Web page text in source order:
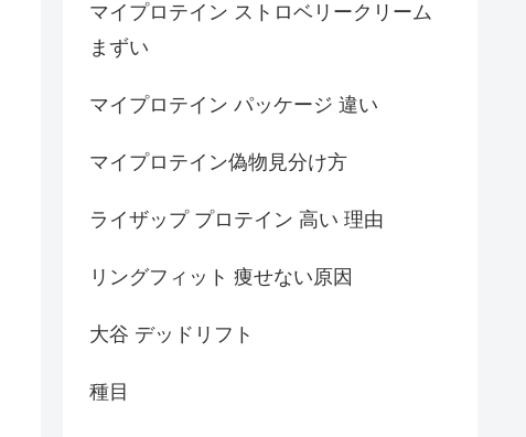
マイプロテイン ストロベリークリーム
まずい
マイプロテイン パッケージ 違い
マイプロテイン偽物見分け方
ライザップ プロテイン 高い 理由
リングフィット 痩せない原因
大谷 デッドリフト
種目